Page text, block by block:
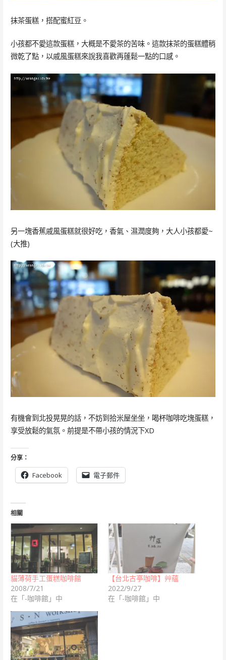
抹茶蛋糕，搭配蜜紅豆。
小孩都不愛這款蛋糕，大概是不愛茶的苦味。這款抹茶的蛋糕體稍
微乾了點，以戚風蛋糕來說我喜歡再蓬鬆一點的口感。
另一塊香蕉戚風蛋糕就很好吃，香氣、濕潤度夠，大人小孩都愛~
(大推)
有機會到北投晃晃的話，不妨到拾米屋坐坐，喝杯咖啡吃塊蛋糕，
享受放鬆的氣氛。前提是不帶小孩的情況下XD
分享：
Facebook 電子郵件
相關
貓薄荷手工蛋糕咖啡館
2008/7/21
在「-咖啡館」中
【台北古亭咖啡】艸蘊
2022/9/27
在「-咖啡館」中